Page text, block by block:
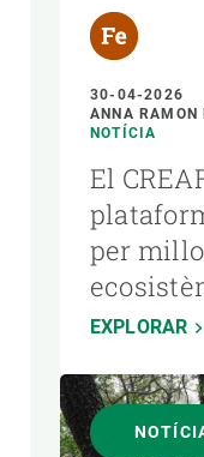
30-04-2026
ANNA RAMON
NOTÍCIA
El
per
EXPLORAR